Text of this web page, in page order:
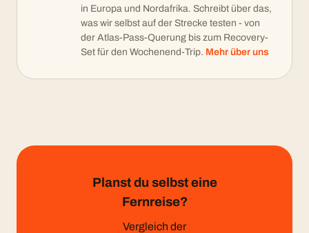
in Europa und Nordafrika. Schreibt über das,
was wir selbst auf der Strecke testen - von
der Atlas-Pass-Querung bis zum Recovery-
Set für den Wochenend-Trip. Mehr über uns
Planst du selbst eine
Fernreise?
Vergleich der